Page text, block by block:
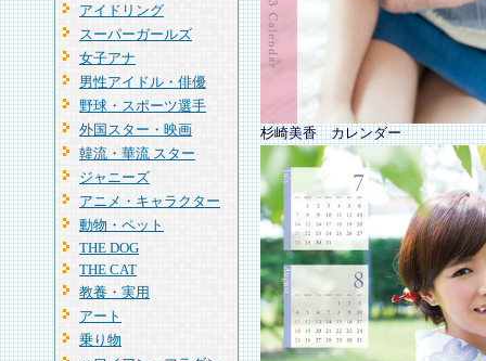
アイドリング
スーパーガールズ
女子アナ
男性アイドル・俳優
野球・スポーツ選手
外国スター・映画
韓流・華流 スター
ジャニーズ
アニメ・キャラクター
動物・ペット
THE DOG
THE CAT
教養・実用
アート
乗り物
杉崎美香 カレンダー